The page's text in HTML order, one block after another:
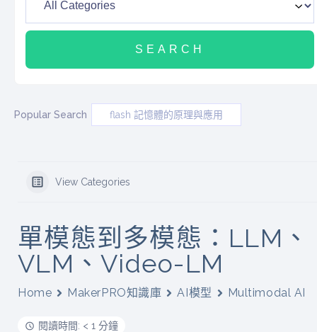
Popular Search flash 記憶體的原理與應用
View Categories
單模態到多模態：LLM、
VLM、Video-LM
Home MakerPRO知識庫 AI模型 Multimodal AI
閱讀時間: < 1 分鐘